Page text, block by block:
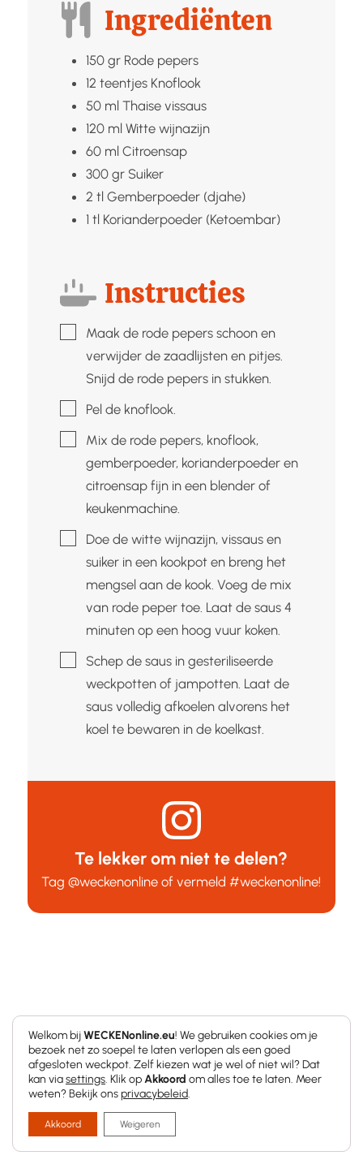
Ingrediënten
150 gr Rode pepers
12 teentjes Knoflook
50 ml Thaise vissaus
120 ml Witte wijnazijn
60 ml Citroensap
300 gr Suiker
2 tl Gemberpoeder (djahe)
1 tl Korianderpoeder (Ketoembar)
Instructies
▢Maak de rode pepers schoon en
verwijder de zaadlijsten en pitjes.
Snijd de rode pepers in stukken.
▢Pel de knoflook.
▢Mix de rode pepers, knoflook,
gemberpoeder, korianderpoeder en
citroensap fijn in een blender of
keukenmachine.
▢Doe de witte wijnazijn, vissaus en
suiker in een kookpot en breng het
mengsel aan de kook. Voeg de mix
van rode peper toe. Laat de saus 4
minuten op een hoog vuur koken.
▢Schep de saus in gesteriliseerde
weckpotten of jampotten. Laat de
saus volledig afkoelen alvorens het
koel te bewaren in de koelkast.
Te lekker om niet te delen?
Tag@weckenonline of vermeld#weckenonline!
Vegetarische
spaghettisaus
Welkom bijWECKENonline.eu! We gebruiken cookies om je
bezoek net zo soepel te laten verlopen als een goed
afgesloten weckpot. Zelf kiezen wat je wel of niet wil? Dat
kan viasettings. Klik opAkkoord om alles toe te laten. Meer
weten? Bekijk onsprivacybeleid.
Akkoord Weigeren